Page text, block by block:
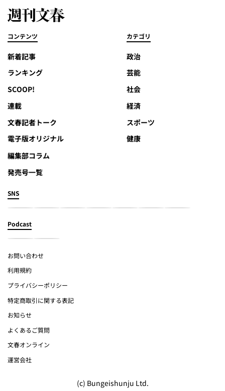
コンテンツ
新着記事
ランキング
SCOOP!
連載
文春記者トーク
電子版オリジナル
編集部コラム
発売号一覧
カテゴリ
政治
芸能
社会
経済
スポーツ
健康
SNS
Podcast
お問い合わせ
利用規約
プライバシーポリシー
特定商取引に関する表記
お知らせ
よくあるご質問
文春オンライン
運営会社
(c) Bungeishunju Ltd.